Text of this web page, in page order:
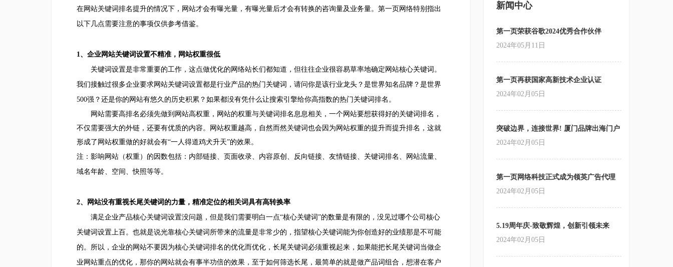
在网站关键词排名提升的情况下，网站才会有曝光量，有曝光量后才会有转换的咨询量及业务量。第一页网络特别指出
以下几点需要注意的事项仅供参考借鉴。
1、企业网站关键词设置不精准，网站权重很低
关键词设置是非常重要的工作，这点做优化的网络站长们都知道，但往往企业很容易草率地确定网站核心关键词。
我们接触过很多企业要求网站关键词设置都是行业产品的热门关键词，请问你是该行业龙头？是世界知名品牌？是世界
500强？还是你的网站有悠久的历史积累？如果都没有凭什么让搜索引擎给你高指数的热门关键词排名。
网站需要高排名必须先做到网站高权重，网站的权重与关键词排名息息相关，一个网站要想获得好的关键词排名，
不仅需要强大的外链，还要有优质的内容。网站权重越高，自然而然关键词也会因为网站权重的提升而提升排名，这就
形成了网站权重做的好就会有“一人得道鸡犬升天”的效果。
注：影响网站（权重）的因数包括：内部链接、页面收录、内容原创、反向链接、友情链接、关键词排名、网站流量、
域名年龄、空间、快照等等。
2、网站没有重视长尾关键词的力量，精准定位的相关词具有高转换率
满足企业产品核心关键词设置没问题，但是我们需要明白一点“核心关键词”的数量是有限的，没见过哪个公司核心
关键词设置上百。也就是说光靠核心关键词所带来的流量是非常少的，指望核心关键词能为你创造好的业绩那是不可能
的。所以，企业的网站不要因为核心关键词排名的优化而优化，长尾关键词必须重视起来，如果能把长尾关键词当做企
业网站重点的优化，那你的网站就会有事半功倍的效果，至于如何筛选长尾，最简单的就是做产品词组合，想潜在客户
新闻中心
第一页荣获谷歌2024优秀合作伙伴
2024年05月11日
第一页再获国家高新技术企业认证
2024年02月05日
突破边界，连接世界! 厦门品牌出海门户
站跨境营销
2024年02月05日
第一页网络科技正式成为领英广告代理
商
2024年02月05日
5.19周年庆-致敬辉煌，创新引领未来
2024年02月05日